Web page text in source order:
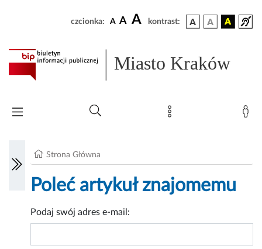
czcionka: A A A kontrast:
Miasto Kraków
Strona Główna
Poleć artykuł znajomemu
Podaj swój adres e-mail: